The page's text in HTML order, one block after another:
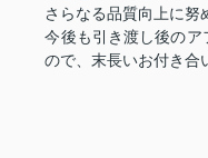
さらなる品質向上に努
今後も引き渡し後の
ので、末長いお付き合